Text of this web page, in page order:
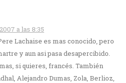
a las 8:35
Lachaise es mas conocido, pero
y aun asi pasa desapercibido.
si quieres, francés. También
Alejandro Dumas, Zola, Berlioz,